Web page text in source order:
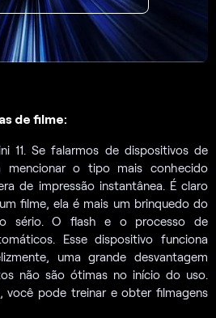
de filme:
11. Se falarmos de dispositivos de
mencionar o tipo mais conhecido
de impressão instantânea. É claro
filme, ela é mais um brinquedo do
sério. O flash e o processo de
Esse dispositivo funciona
uma grande desvantagem
não são ótimas no início do uso.
você pode treinar e obter filmagens